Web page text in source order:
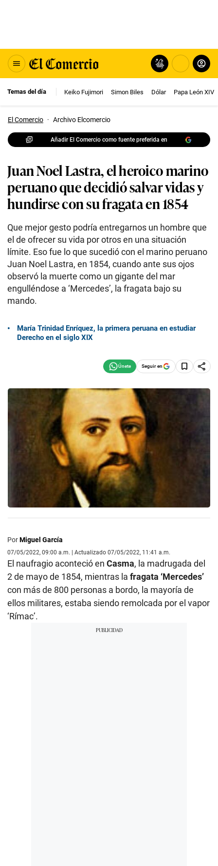
Temas del día Keiko Fujimori Simon Biles Dólar Papa León XIV
El Comercio · Archivo Elcomercio
Añadir El Comercio como fuente preferida en
Juan Noel Lastra, el heroico marino
peruano que decidió salvar vidas y
hundirse con su fragata en 1854
Que mejor gesto podría entregarnos un hombre que
el de ofrecer su vida por otros en una situación
límite. Eso fue lo que sucedió con el marino peruano
Juan Noel Lastra, en 1854, cuando ante sus ojos
observó la muerte como un gigante del mar
engulléndose a ‘Mercedes’, la fragata bajo su
mando.
María Trinidad Enríquez, la primera peruana en estudiar
Derecho en el siglo XIX
Seguir en
PorMiguel García
07/05/2022, 09:00 a.m. | Actualizado 07/05/2022, 11:41 a.m.
El naufragio aconteció en Casma, la madrugada del
2 de mayo de 1854, mientras la fragata ‘Mercedes’
con más de 800 personas a bordo, la mayoría de
ellos militares, estaba siendo remolcada por el vapor
‘Rímac’.